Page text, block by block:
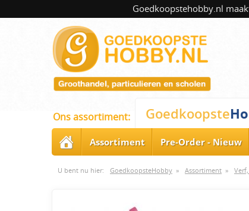
Goedkoopstehobby.nl
Ons assortiment: Goedkoopste
Assortiment Pre-Order - Nieuw
U bent nu hier: GoedkoopsteHobby » Assortiment »